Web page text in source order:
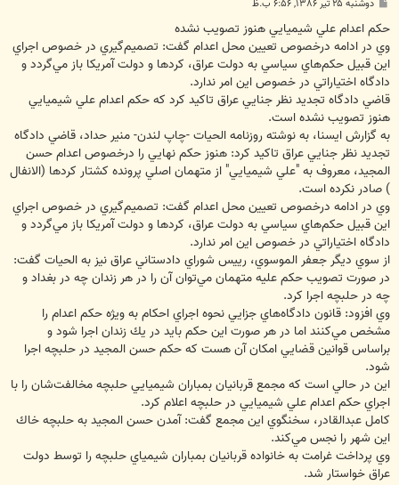
ت
دوشنبه ۲۵ تیر ۱۳۸۶, ۶:۵۶ ب.ظ
حكم اعدام علي شيميايي هنوز تصويب نشده
وي در ادامه درخصوص تعيين محل اعدام گفت: تصميم‌گيري در خصوص اجراي
اين قبيل حكم‌هاي سياسي به دولت عراق، كردها و دولت آمريكا باز مي‌گردد و
دادگاه اختياراتي در خصوص اين امر ندارد.
قاضي دادگاه تجديد نظر جنايي عراق تاكيد كرد كه حكم اعدام علي شيميايي
هنوز تصويب نشده است.
به گزارش ايسنا، به نوشته روزنامه الحيات -چاپ لندن- منير حداد، قاضي دادگاه
تجديد نظر جنايي عراق تاكيد كرد: هنوز حكم نهايي را درخصوص اعدام حسن
المجيد، معروف به "علي شيميايي" از متهمان اصلي پرونده كشتار كردها (الانفال
) صادر نكرده است.
وي در ادامه درخصوص تعيين محل اعدام گفت: تصميم‌گيري در خصوص اجراي
اين قبيل حكم‌هاي سياسي به دولت عراق، كردها و دولت آمريكا باز مي‌گردد و
دادگاه اختياراتي در خصوص اين امر ندارد.
از سوي ديگر جعفر الموسوي، رييس شوراي دادستاني عراق نيز به الحيات گفت:
در صورت تصويب حكم عليه متهمان مي‌توان آن را در هر زندان چه در بغداد و
چه در حلبچه اجرا كرد.
وي افزود: قانون دادگاه‌هاي جزايي نحوه اجراي احكام به ويژه حكم اعدام را
مشخص مي‌كنند اما در هر صورت اين حكم بايد در يك زندان اجرا شود و
براساس قوانين قضايي امكان آن هست كه حكم حسن المجيد در حلبچه اجرا
شود.
اين در حالي است كه مجمع قربانيان بمباران شيميايي حلبچه مخالفت‌شان را با
اجراي حكم اعدام علي شيميايي در حلبچه اعلام كرد.
كامل عبدالقادر، سخنگوي اين مجمع گفت: آمدن حسن المجيد به حلبچه خاك
اين شهر را نجس مي‌كند.
وي پرداخت غرامت به خانواده قربانيان بمباران شيمياي حلبچه را توسط دولت
عراق خواستار شد.